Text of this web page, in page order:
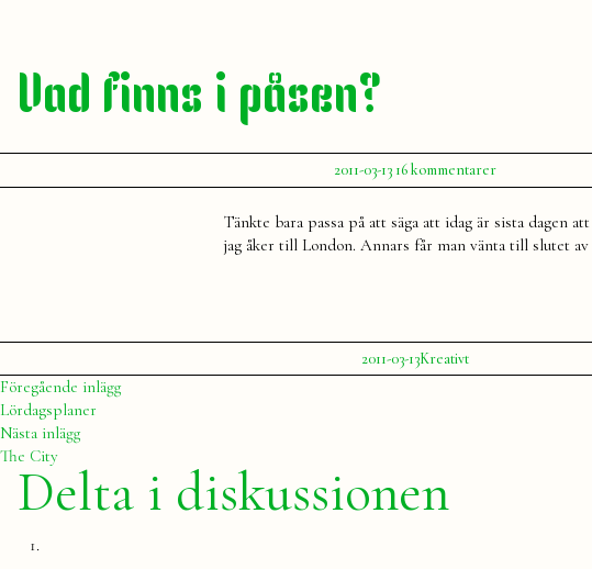
Vad finns i påsen?
Publicerat
av
Julia
2011-03-13 16 kommentarertill
Vad
i
påsen?
Tänkte bara passa på att säga att idag är sista dagen
jag åker till London. Annars får man vänta till slutet
Publicerat
av
Julia
2011-03-13Publicerat
i
Kreativt
Inläggsnavigering
Föregående inläggFöregående
Lördagsplaner
Nästa inläggNästa
The City
Delta i diskussionen